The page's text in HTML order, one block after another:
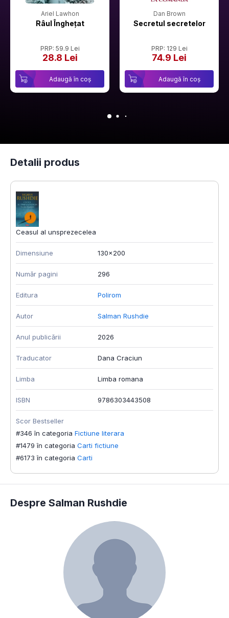
Ariel Lawhon
Râul Înghețat
PRP: 59.9 Lei
28.8 Lei
Adaugă în coș
Dan Brown
Secretul secretelor
PRP: 129 Lei
74.9 Lei
Adaugă în coș
Detalii produs
Ceasul al unsprezecelea
Dimensiune 130x200
Număr pagini 296
Editura Polirom
Autor Salman Rushdie
Anul publicării 2026
Traducator Dana Craciun
Limba Limba romana
ISBN 9786303443508
Scor Bestseller
#346 în categoria Fictiune literara
#1479 în categoria Carti fictiune
#6173 în categoria Carti
Despre Salman Rushdie